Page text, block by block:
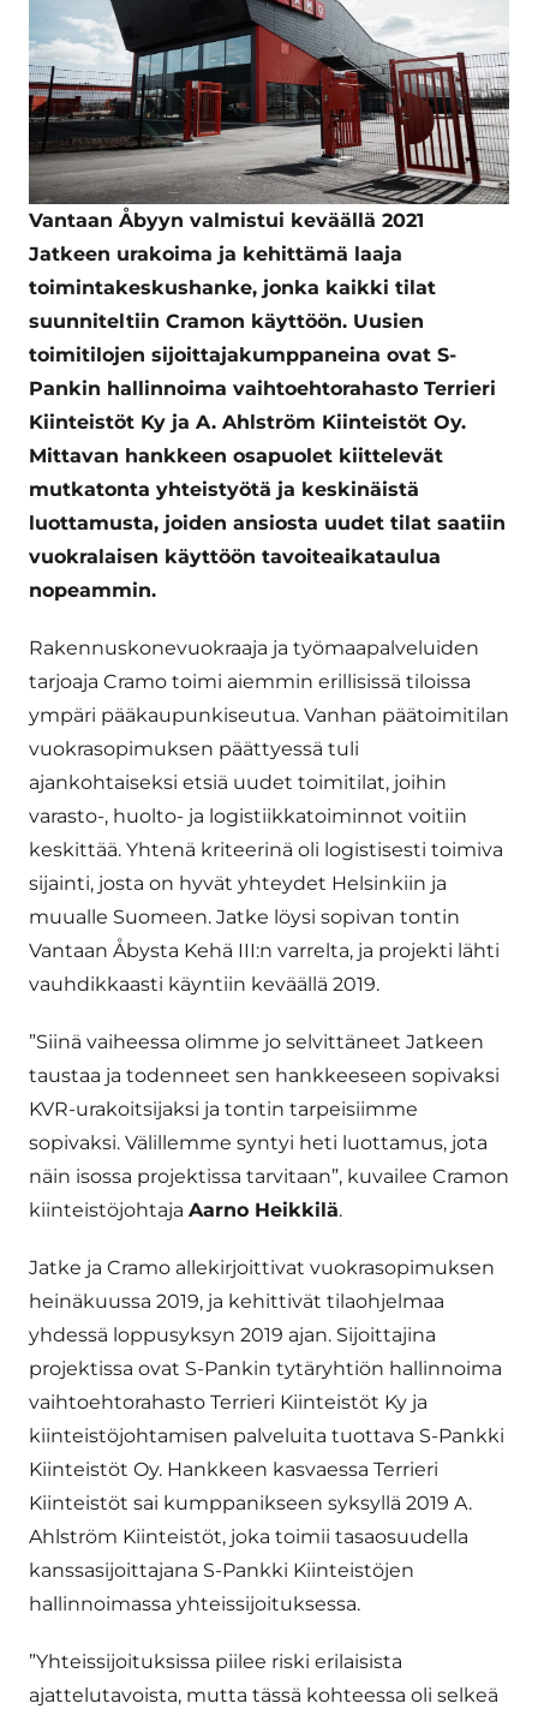
Vantaan Åbyyn valmistui keväällä 2021
Jatkeen urakoima ja kehittämä laaja
toimintakeskushanke, jonka kaikki tilat
suunniteltiin Cramon käyttöön. Uusien
toimitilojen sijoittajakumppaneina ovat S-
Pankin hallinnoima vaihtoehtorahasto Terrieri
Kiinteistöt Ky ja A. Ahlström Kiinteistöt Oy.
Mittavan hankkeen osapuolet kiittelevät
mutkatonta yhteistyötä ja keskinäistä
luottamusta, joiden ansiosta uudet tilat saatiin
vuokralaisen käyttöön tavoiteaikataulua
nopeammin.
Rakennuskonevuokraaja ja työmaapalveluiden
tarjoaja Cramo toimi aiemmin erillisissä tiloissa
ympäri pääkaupunkiseutua. Vanhan päätoimitilan
vuokrasopimuksen päättyessä tuli
ajankohtaiseksi etsiä uudet toimitilat, joihin
varasto-, huolto- ja logistiikkatoiminnot voitiin
keskittää. Yhtenä kriteerinä oli logistisesti toimiva
sijainti, josta on hyvät yhteydet Helsinkiin ja
muualle Suomeen. Jatke löysi sopivan tontin
Vantaan Åbysta Kehä III:n varrelta, ja projekti lähti
vauhdikkaasti käyntiin keväällä 2019.
”Siinä vaiheessa olimme jo selvittäneet Jatkeen
taustaa ja todenneet sen hankkeeseen sopivaksi
KVR-urakoitsijaksi ja tontin tarpeisiimme
sopivaksi. Välillemme syntyi heti luottamus, jota
näin isossa projektissa tarvitaan”, kuvailee Cramon
kiinteistöjohtaja Aarno Heikkilä.
Jatke ja Cramo allekirjoittivat vuokrasopimuksen
heinäkuussa 2019, ja kehittivät tilaohjelmaa
yhdessä loppusyksyn 2019 ajan. Sijoittajina
projektissa ovat S-Pankin tytäryhtiön hallinnoima
vaihtoehtorahasto Terrieri Kiinteistöt Ky ja
kiinteistöjohtamisen palveluita tuottava S-Pankki
Kiinteistöt Oy. Hankkeen kasvaessa Terrieri
Kiinteistöt sai kumppanikseen syksyllä 2019 A.
Ahlström Kiinteistöt, joka toimii tasaosuudella
kanssasijoittajana S-Pankki Kiinteistöjen
hallinnoimassa yhteissijoituksessa.
”Yhteissijoituksissa piilee riski erilaisista
ajattelutavoista, mutta tässä kohteessa oli selkeä